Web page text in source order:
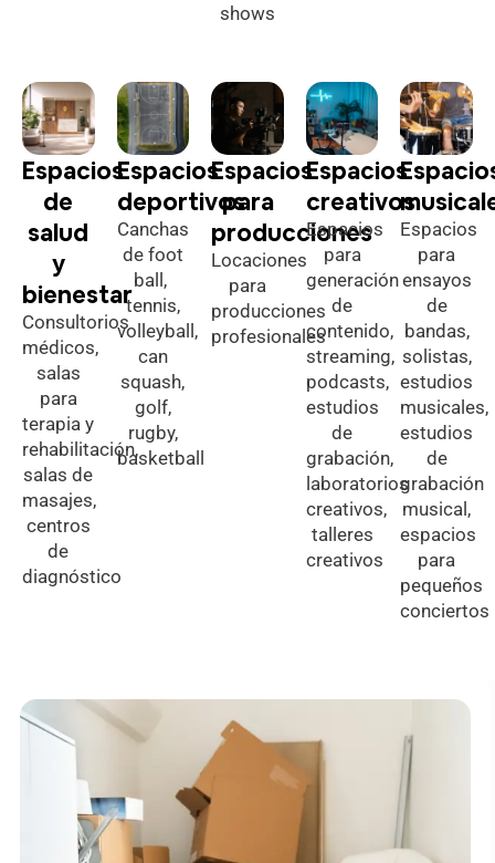
shows
Espacios
de
salud
y
bienestar
Consultorios
médicos,
salas
para
terapia y
rehabilitación,
salas de
masajes,
centros
de
diagnóstico
Espacios
deportivos
Canchas
de foot
ball,
tennis,
volleyball,
can
squash,
golf,
rugby,
basketball
Espacios
para
producciones
Locaciones
para
producciones
profesionales
Espacios
creativos
Espacios
para
generación
de
contenido,
streaming,
podcasts,
estudios
de
grabación,
laboratorios
creativos,
talleres
creativos
Espacios
para
ensayos
de
bandas,
solistas,
estudios
musicales,
estudios
de
grabación
musical,
espacios
para
pequeños
conciertos